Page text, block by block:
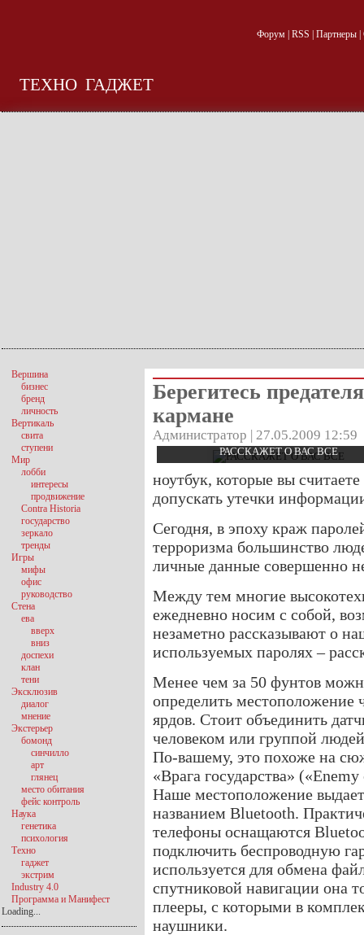
Форум| RSS Партнеры|
ТЕХНО ГАДЖЕТ
Берегитесь
кармане
Администратор | 27.05.2009 12:59
РАССКАЖЕТ О ВАС ВСЕ
ноутбук, которые вы
допускать утечки
Сегодня, в эпоху краж
терроризма большинство
личные данные совершенно
Между тем многие
ежедневно носим с собой,
незаметно рассказывают о
используемых паролях –
Менее чем за 50 фунтов
определить местоположение
ярдов. Стоит объединить
человеком или группой
По-вашему, это похоже на
«Врага государства»
Наше местоположение
названием Bluetooth.
телефоны оснащаются
подключить беспроводную
используется для обмена
спутниковой навигации она
плееры, с которыми в
наушники.
Вершина
бизнес
бренд
личность
Вертикаль
свита
ступени
Мир
лобби
интересы
продвижение
Contra Historia
государство
зеркало
тренды
Игры
мифы
офис
руководство
Стена
ева
вверх
вниз
доспехи
клан
тени
Эксклюзив
диалог
мнение
Экстерьер
бомонд
синчилло
арт
глянец
место обитания
фейс контроль
Наука
генетика
психология
Техно
гаджет
экстрим
Industry 4.0
Программа и Манифест
Loading...